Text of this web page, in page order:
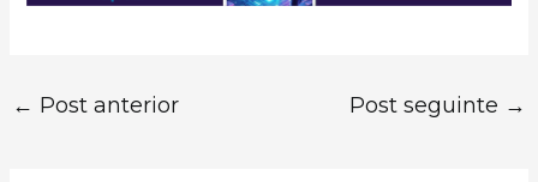
← Post anterior Post seguinte →